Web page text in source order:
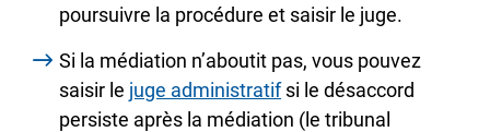
poursuivre la procédure et saisir le juge.
Si la médiation n’aboutit pas, vous pouvez
saisir le juge administratifsi le désaccord
persiste après la médiation (le tribunal